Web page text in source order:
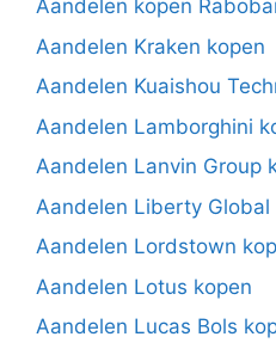
Aandelen kopen
Aandelen Kraken kopen
Aandelen Kuaishou
Aandelen Lamborghini
Aandelen Lanvin Group
Aandelen Liberty Global
Aandelen Lordstown
Aandelen Lotus kopen
Aandelen Lucas Bols